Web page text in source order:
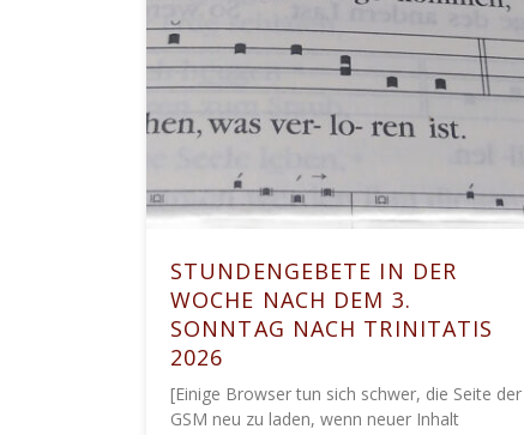
STUNDENGEBETE IN DER
WOCHE NACH DEM 3.
SONNTAG NACH TRINITATIS
2026
[Einige Browser tun sich schwer, die Seite der
GSM neu zu laden, wenn neuer Inhalt